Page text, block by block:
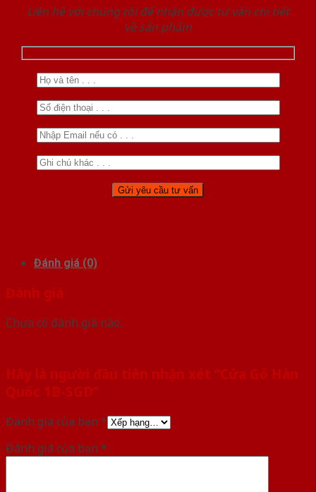
Liên hệ với chúng tôi để nhận được tư vấn chi tiết
về sản phẩm
Đánh giá (0)
Đánh giá
Chưa có đánh giá nào.
Hãy là người đầu tiên nhận xét “Cửa Gỗ Hàn
Quốc 1B-SGD”
Đánh giá của bạn *
Đánh giá của bạn *